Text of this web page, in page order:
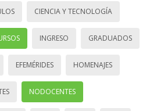
CIENCIA Y TECNOLOGÍA
INGRESO GRADUADOS
EFEMÉRIDES HOMENAJES
NODOCENTES